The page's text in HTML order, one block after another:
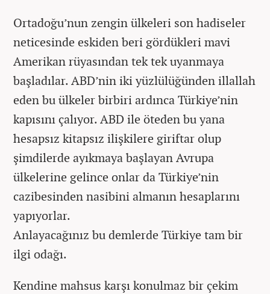
Ortadoğu’nun zengin ülkeleri son hadiseler
neticesinde eskiden beri gördükleri mavi
Amerikan rüyasından tek tek uyanmaya
başladılar. ABD’nin iki yüzlülüğünden illallah
eden bu ülkeler birbiri ardınca Türkiye’nin
kapısını çalıyor. ABD ile öteden bu yana
hesapsız kitapsız ilişkilere giriftar olup
şimdilerde ayıkmaya başlayan Avrupa
ülkelerine gelince onlar da Türkiye’nin
cazibesinden nasibini almanın hesaplarını
yapıyorlar.
Anlayacağınız bu demlerde Türkiye tam bir
ilgi odağı.
Kendine mahsus karşı konulmaz bir çekim